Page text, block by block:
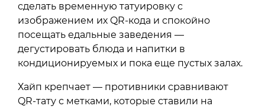
сделать временную татуировку с
изображением их QR-кода и спокойно
посещать едальные заведения —
дегустировать блюда и напитки в
кондиционируемых и пока еще пустых залах.
Хайп крепчает — противники сравнивают
QR-тату с метками, которые ставили на